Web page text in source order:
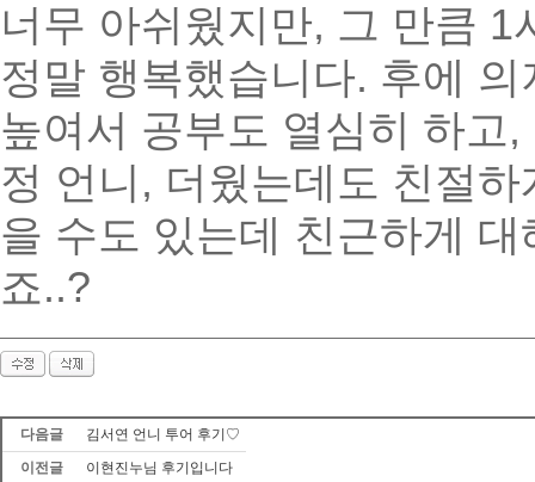
너무 아쉬웠지만, 그 만큼
정말 행복했습니다. 후에
높여서 공부도 열심히 하고
정 언니, 더웠는데도 친절
을 수도 있는데 친근하게
죠..?
다음글
김서연 언니 투어 후기♡
이전글
이현진누님 후기입니다